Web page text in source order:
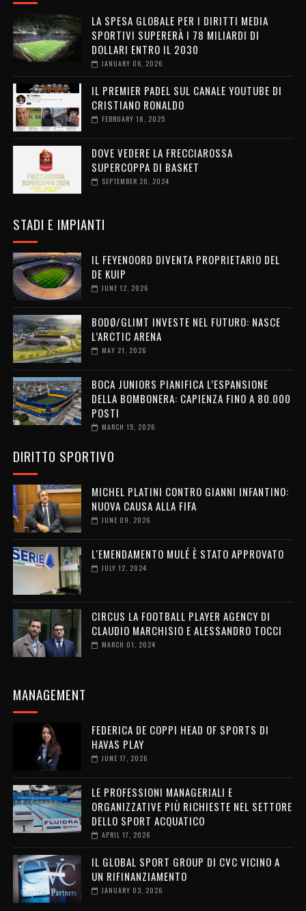
LA SPESA GLOBALE PER I DIRITTI MEDIA
SPORTIVI SUPERERÀ I 78 MILIARDI DI
DOLLARI ENTRO IL 2030
JANUARY 06, 2026
IL PREMIER PADEL SUL CANALE YOUTUBE DI
CRISTIANO RONALDO
FEBRUARY 18, 2025
DOVE VEDERE LA FRECCIAROSSA
SUPERCOPPA DI BASKET
SEPTEMBER 20, 2024
STADI E IMPIANTI
IL FEYENOORD DIVENTA PROPRIETARIO DEL
DE KUIP
JUNE 12, 2026
BODØ/GLIMT INVESTE NEL FUTURO: NASCE
L’ARCTIC ARENA
MAY 21, 2026
BOCA JUNIORS PIANIFICA L’ESPANSIONE
DELLA BOMBONERA: CAPIENZA FINO A 80.000
POSTI
MARCH 15, 2026
DIRITTO SPORTIVO
MICHEL PLATINI CONTRO GIANNI INFANTINO:
NUOVA CAUSA ALLA FIFA
JUNE 09, 2026
L'EMENDAMENTO MULÉ È STATO APPROVATO
JULY 12, 2024
CIRCUS LA FOOTBALL PLAYER AGENCY DI
CLAUDIO MARCHISIO E ALESSANDRO TOCCI
MARCH 01, 2024
MANAGEMENT
FEDERICA DE COPPI HEAD OF SPORTS DI
HAVAS PLAY
JUNE 17, 2026
LE PROFESSIONI MANAGERIALI E
ORGANIZZATIVE PIÙ RICHIESTE NEL SETTORE
DELLO SPORT ACQUATICO
APRIL 17, 2026
IL GLOBAL SPORT GROUP DI CVC VICINO A
UN RIFINANZIAMENTO
JANUARY 03, 2026